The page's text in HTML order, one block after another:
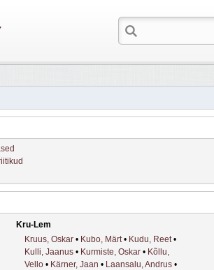
Kru-Lem
Kruus, Oskar • Kubo, Märt • Kudu, Reet •
Kulli, Jaanus • Kurmiste, Oskar • Kõllu,
Vello • Kärner, Jaan • Laansalu, Andrus •